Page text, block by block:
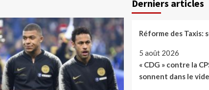
Derniers articles
Réforme des Taxis:
5 août 2026
« CDG » contre la
sonnent dans le